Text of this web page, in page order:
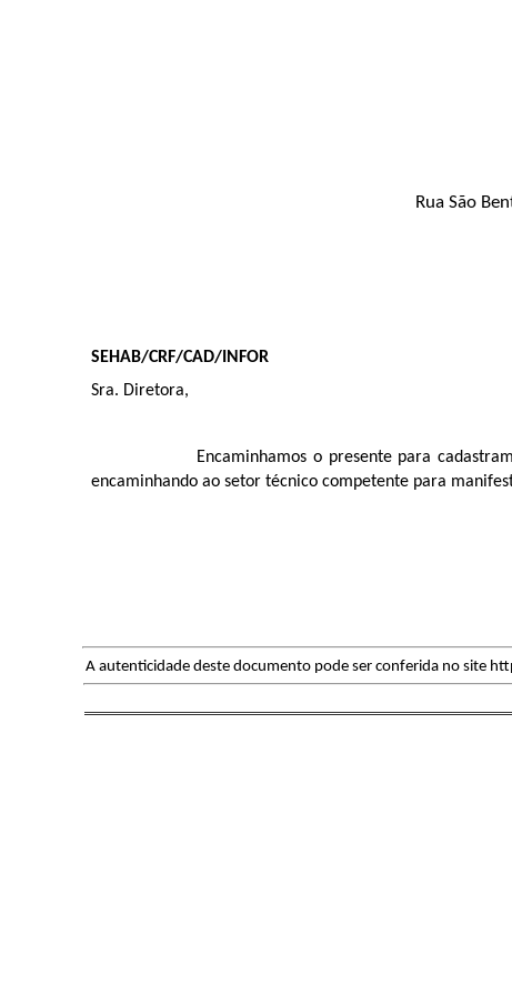
Rua São
SEHAB/CRF/CAD/INFOR
Sra. Diretora,
Encaminhamos o presente para
encaminhando ao setor técnico competente para
A autenticidade deste documento pode ser conferida no site